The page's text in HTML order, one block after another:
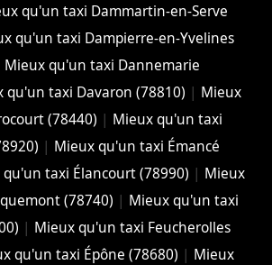
qu'un taxi Dammartin-en-Serve
qu'un taxi Dampierre-en-Yvelines
Mieux qu'un taxi Dannemarie
qu'un taxi Davaron (78810) | Mieux
(78440) | Mieux qu'un taxi
| Mieux qu'un taxi Émancé
taxi Élancourt (78990) | Mieux
(78740) | Mieux qu'un taxi
| Mieux qu'un taxi Feucherolles
qu'un taxi Épône (78680) | Mieux